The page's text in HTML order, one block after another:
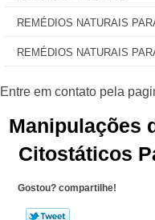
REMÉDIOS NATURAIS
REMÉDIOS NATURAIS
Manipulações
Citostáticos
Gostou? compartilhe!